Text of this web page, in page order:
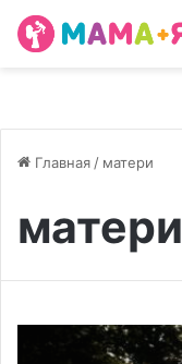
Главная / матери
матери